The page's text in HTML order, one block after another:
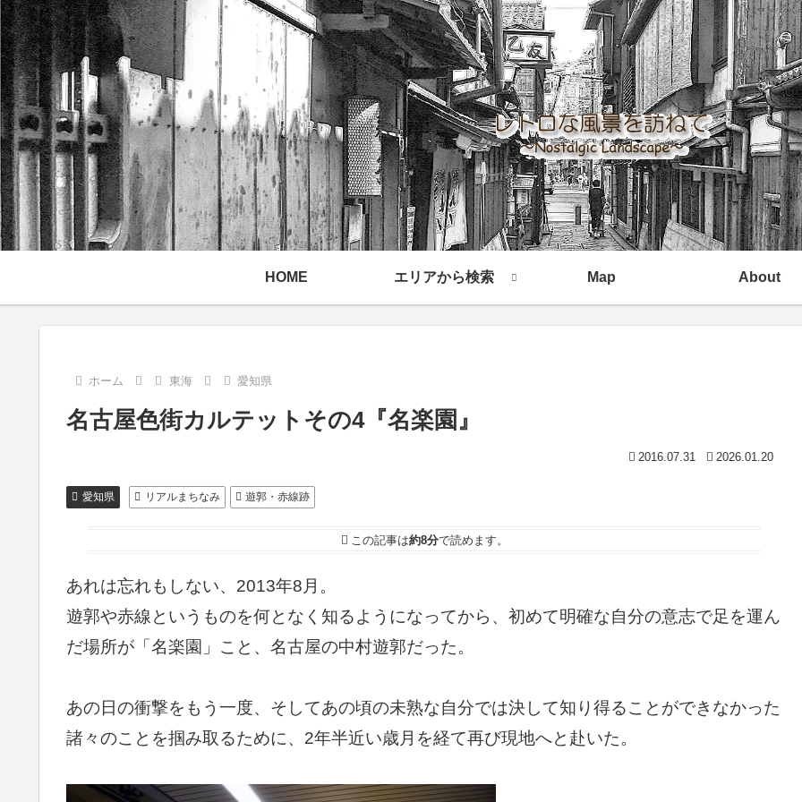
HOME エリアから検索 Map About
ホーム 東海 愛知県
名古屋色街カルテットその4『名楽園』
2016.07.31 2026.01.20
愛知県 リアルまちなみ 遊郭・赤線跡
この記事は約8分で読めます。
あれは忘れもしない、2013年8月。
遊郭や赤線というものを何となく知るようになってから、初めて明確な自分の意志で足を運ん
だ場所が「名楽園」こと、名古屋の中村遊郭だった。
あの日の衝撃をもう一度、そしてあの頃の未熟な自分では決して知り得ることができなかった
諸々のことを掴み取るために、2年半近い歳月を経て再び現地へと赴いた。